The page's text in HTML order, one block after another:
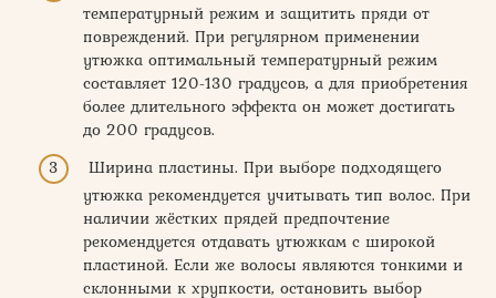
температурный режим и защитить пряди от
повреждений. При регулярном применении
утюжка оптимальный температурный режим
составляет 120-130 градусов, а для приобретения
более длительного эффекта он может достигать
до 200 градусов.
Ширина пластины. При выборе подходящего
утюжка рекомендуется учитывать тип волос. При
наличии жёстких прядей предпочтение
рекомендуется отдавать утюжкам с широкой
пластиной. Если же волосы являются тонкими и
склонными к хрупкости, остановить выбор